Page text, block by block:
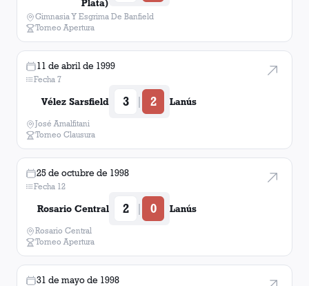
Plata)
Gimnasia Y Esgrima De Banfield
Torneo Apertura
11 de abril de 1999
Fecha 7
Vélez Sarsfield 3 | 2 Lanús
José Amalfitani
Torneo Clausura
25 de octubre de 1998
Fecha 12
Rosario Central 2 | 0 Lanús
Rosario Central
Torneo Apertura
31 de mayo de 1998